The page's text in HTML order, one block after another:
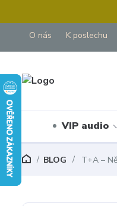
O nás K poslechu
VIP audio
BLOG T+A –